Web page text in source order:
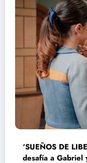
‘SUEÑOS DE
desafía a Gabriel